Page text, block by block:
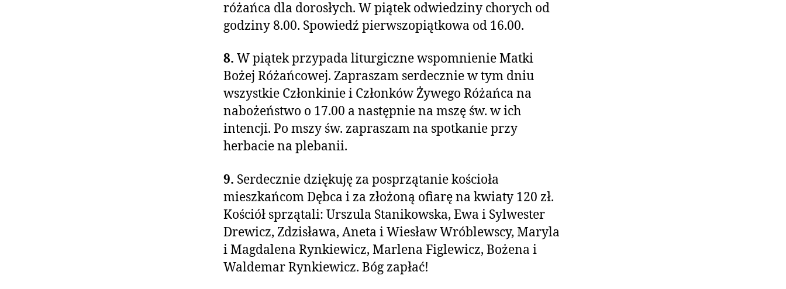
różańca dla dorosłych. W piątek odwiedziny chorych od
godziny 8.00. Spowiedź pierwszopiątkowa od 16.00.
8. W piątek przypada liturgiczne wspomnienie Matki
Bożej Różańcowej. Zapraszam serdecznie w tym dniu
wszystkie Członkinie i Członków Żywego Różańca na
nabożeństwo o 17.00 a następnie na mszę św. w ich
intencji. Po mszy św. zapraszam na spotkanie przy
herbacie na plebanii.
9. Serdecznie dziękuję za posprzątanie kościoła
mieszkańcom Dębca i za złożoną ofiarę na kwiaty 120 zł.
Kościół sprzątali: Urszula Stanikowska, Ewa i Sylwester
Drewicz, Zdzisława, Aneta i Wiesław Wróblewscy, Maryla
i Magdalena Rynkiewicz, Marlena Figlewicz, Bożena i
Waldemar Rynkiewicz. Bóg zapłać!